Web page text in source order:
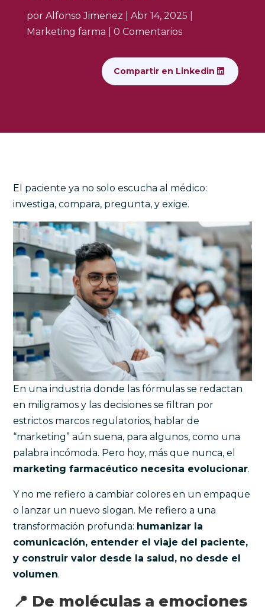
por Alfonso Jimenez Abr 14, 2025
Marketing farma
0 Comentarios
Compartir en Linkedin
El paciente ya no solo escucha al médico:
investiga, compara, pregunta, y exige.
En una industria donde las fórmulas se redactan
en miligramos y las decisiones se filtran por
estrictos marcos regulatorios, hablar de
“marketing” aún suena, para algunos, como una
palabra incómoda. Pero hoy, más que nunca, el
marketing farmacéutico necesita evolucionar.
Y no me refiero a cambiar colores en un empaque
o lanzar un nuevo slogan. Me refiero a una
transformación profunda: humanizar la
comunicación, entender el viaje del paciente,
y construir valor desde la salud, no desde el
volumen.
📍 De moléculas a emociones